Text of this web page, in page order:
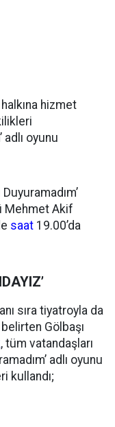
hizmet
adlı oyunu
Mehmet Akif
saat 19.00’da
sıra tiyatroyla da
Gölbaşı
, tüm vatandaşları
adlı oyunu
kullandı;